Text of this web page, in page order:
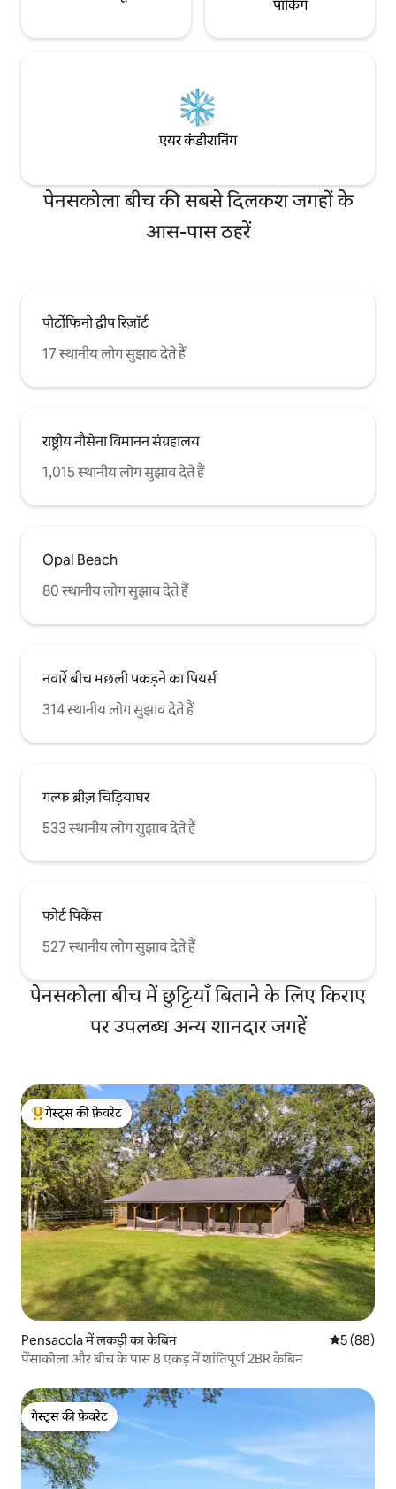
पार्किंग
एयर कंडीशनिंग
पेनसकोला बीच की सबसे दिलकश जगहों के
आस-पास ठहरें
पोर्टोफिनो द्वीप रिज़ॉर्ट
17 स्थानीय लोग सुझाव देते हैं
राष्ट्रीय नौसेना विमानन संग्रहालय
1,015 स्थानीय लोग सुझाव देते हैं
Opal Beach
80 स्थानीय लोग सुझाव देते हैं
नवार्रे बीच मछली पकड़ने का पियर्स
314 स्थानीय लोग सुझाव देते हैं
गल्फ ब्रीज़ चिड़ियाघर
533 स्थानीय लोग सुझाव देते हैं
फोर्ट पिकेंस
527 स्थानीय लोग सुझाव देते हैं
पेनसकोला बीच में छुट्टियाँ बिताने के लिए किराए
पर उपलब्ध अन्य शानदार जगहें
गेस्ट्स का टॉप फ़ेवरेट
गेस्ट्स की फ़ेवरेट
Pensacola में लकड़ी का केबिन औसत रेटिंग
5 (88)
पेंसाकोला और बीच के पास 8 एकड़ में शांतिपूर्ण 2BR केबिन
गेस्ट्स की फ़ेवरेट
गेस्ट्स की फ़ेवरेट